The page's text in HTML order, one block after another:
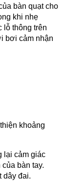
bàn quạt cho
khi nhẹ
lỗ thông trên
bơi cảm nhận
khoảng
lại cảm giác
bàn tay.
dây đai.